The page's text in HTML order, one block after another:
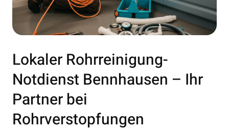
Lokaler Rohrreinigung-
Notdienst Bennhausen – Ihr
Partner bei
Rohrverstopfungen